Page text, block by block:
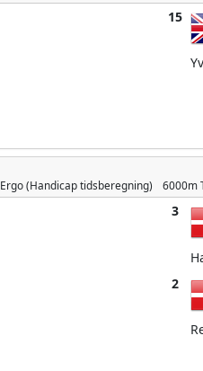
15
Ergo (Handicap tidsberegning) 6000m
3
2